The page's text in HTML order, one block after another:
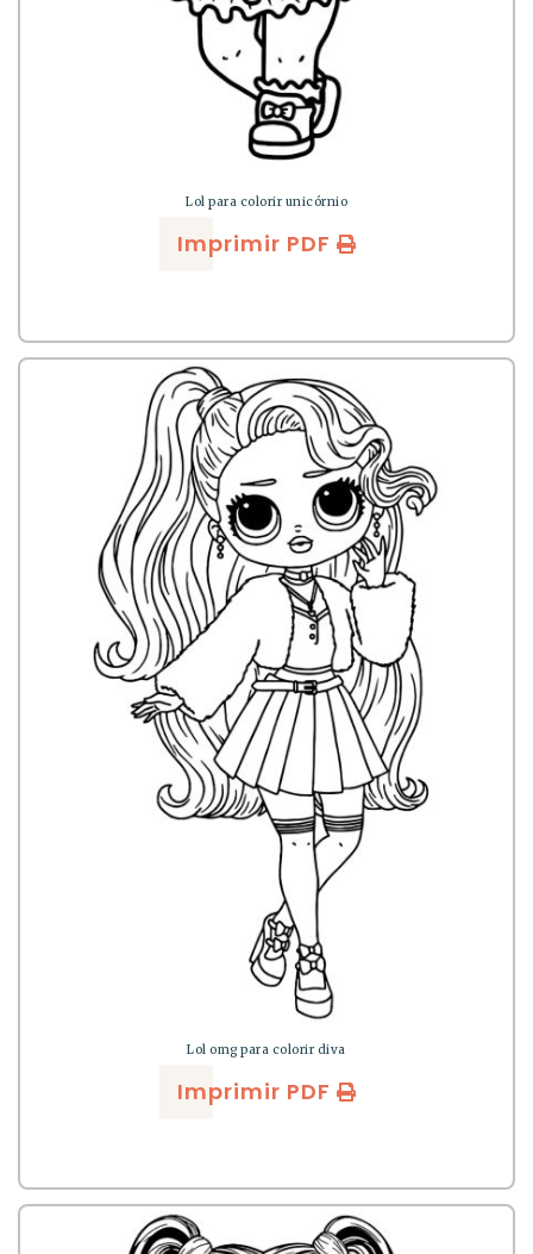
Lol para colorir unicórnio
Imprimir PDF
Lol omg para colorir diva
Imprimir PDF